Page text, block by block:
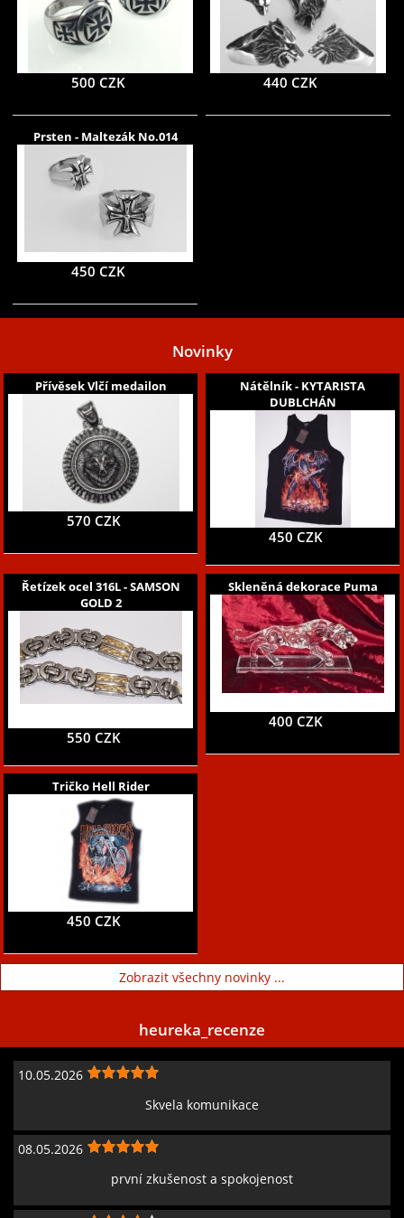
500 CZK 440 CZK
Prsten - Maltezák No.014
450 CZK
Novinky
Přívěsek Vlčí medailon
570 CZK
Nátělník - KYTARISTA
DUBLCHÁN
450 CZK
Řetízek ocel 316L - SAMSON
GOLD 2
550 CZK
Skleněná dekorace Puma
400 CZK
Tričko Hell Rider
450 CZK
Zobrazit všechny novinky ...
heureka_recenze
10.05.2026
Skvela komunikace
08.05.2026
první zkušenost a spokojenost